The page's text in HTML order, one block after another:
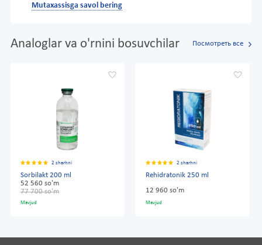
Mutaxassisga savol bering
Analoglar va o'rnini bosuvchilar Посмотреть все
2 sharhni
Sorbilakt 200 ml
52 560 so'm
77 700 so'm
Mavjud
2 sharhni
Rehidratonik 250 ml
12 960 so'm
Mavjud